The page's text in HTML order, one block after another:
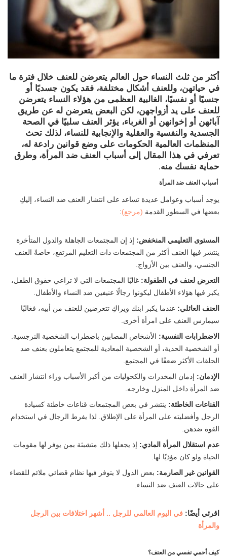
أكثر من ثلث النساء حول العالم يتعرضن للعنف خلال فترة ما
في حياتهن، وللعنف أشكال مختلفة، فقد يكون جسديًا أو
جنسيًا أو نفسيًا، الغالبية العظمى من هؤلاء النساء يتعرضن
للعنف على يد أزواجهن، لكن البعض يتعرضن له عن طريق
آبائهن أو إخوانهن أو الغرباء، يؤثر العنف سلبيًا في الصحة
الجسدية والنفسية والعقلية والإنجابية للنساء، لذلك تحث
المنظمات العالمية الحكومات على وضع قوانين رادعة له،
تعرفي في هذا المقال إلى أسباب العنف ضد المرأة، وطرق
حماية نفسك منه.
أسباب العنف ضد المرأة
يوجد أسباب وعوامل عديدة تساعد على انتشار العنف ضد النساء، إليكِ
بعضها في السطور القدمة (مرجع):
المستوى التعليمي المنخفض: إذ إن المجتمعات الجاهلة والدول المتأخرة
ينتشر فيها العنف أكثر من المجتمعات ذات التعليم المرتفع، خاصةً العنف
الجنسي، والعنف بين الأزواج.
التعرض لعنف في الطفولة: غالبًا المجتمعات التي لا تراعي حقوق الطفل،
يكبر فيها هؤلاء الأطفال ليكونوا رجالًا عنيفين ضد النساء والأطفال.
العنف العائلي: عندما يكبر ابنك ويراكِ تتعرضين للعنف من أبيه، فغالبًا
سيمارس العنف على امرأة أخرى.
الاضطرابات النفسية: الأشخاص المصابين باضطراب الشخصية النرجسية.
أو الشخصية الحدية، أو الشخصية المعادية للمجتمع يتعاملون بعنف ضد
الحلقات الأكثر ضعفًا في المجتمع.
الإدمان: إدمان المخدرات والكحوليات من أكبر الأسباب وراء انتشار العنف
ضد المرأة داخل المنزل وخارجه.
القناعات الخاطئة: ينتشر في بعض المجتمعات قناعات خاطئة كسيادة
الرجل وأفضليته على المرأة على الإطلاق. لذا يفرط الرجال في استخدام
القوة ضدهن.
عدم استقلال المرأة المادي: إذ يجعلها ذلك متشبثة بمن يوفر لها مقومات
الحياة ولو كان مؤذيًا لها.
القوانين غير الصارمة: بعض الدول لا يتوفر فيها نظام قضائي ملائم للقضاء
على حالات العنف ضد النساء.
اقرئي أيضًا: في اليوم العالمي للرجل .. أشهر اختلافات بين الرجل
والمرأة
كيف أحمي نفسي من العنف؟